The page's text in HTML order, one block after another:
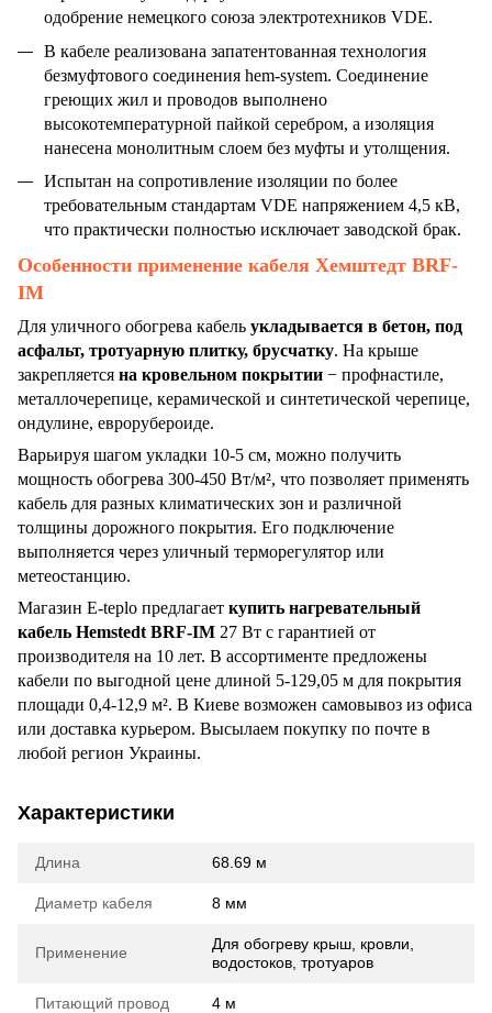
одобрение немецкого союза электротехников VDE.
В кабеле реализована запатентованная технология
безмуфтового соединения hem-system. Соединение
греющих жил и проводов выполнено
высокотемпературной пайкой серебром, а изоляция
нанесена монолитным слоем без муфты и утолщения.
Испытан на сопротивление изоляции по более
требовательным стандартам VDE напряжением 4,5 кВ,
что практически полностью исключает заводской брак.
Особенности применение кабеля Хемштедт BRF-
IM
Для уличного обогрева кабель укладывается в бетон, под
асфальт, тротуарную плитку, брусчатку. На крыше
закрепляется на кровельном покрытии − профнастиле,
металлочерепице, керамической и синтетической черепице,
ондулине, еврорубероиде.
Варьируя шагом укладки 10-5 см, можно получить
мощность обогрева 300-450 Вт/м², что позволяет применять
кабель для разных климатических зон и различной
толщины дорожного покрытия. Его подключение
выполняется через уличный терморегулятор или
метеостанцию.
Магазин E-teplo предлагает купить нагревательный
кабель Hemstedt BRF-IM 27 Вт с гарантией от
производителя на 10 лет. В ассортименте предложены
кабели по выгодной цене длиной 5-129,05 м для покрытия
площади 0,4-12,9 м². В Киеве возможен самовывоз из офиса
или доставка курьером. Высылаем покупку по почте в
любой регион Украины.
Характеристики
Длина 68.69 м
Диаметр кабеля 8 мм
Применение
Для обогреву крыш, кровли,
водостоков, тротуаров
Питающий провод 4 м